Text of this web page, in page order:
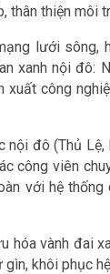
thân thiện môi
lưới sông,
xanh nội đô:
công
đô (Thủ
công viên
với hệ
vành đai
khôi phục